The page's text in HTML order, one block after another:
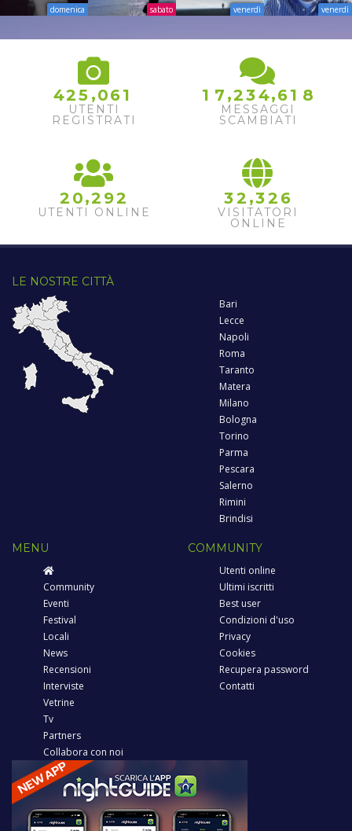
domenica sabato venerdì venerdì
425 ,061
UTENTI
REGISTRATI
1 7 ,234,61 8
MESSAGGI
SCAMBIATI
2 0,2 92
UTENTI ONLINE
32 ,32 6
VISITATORI
ONLINE
LE NOSTRE CITTÀ
Bari
Lecce
Napoli
Roma
Taranto
Matera
Milano
Bologna
Torino
Parma
Pescara
Salerno
Rimini
Brindisi
MENU
Community
Eventi
Festival
Locali
News
Recensioni
Interviste
Vetrine
Tv
Partners
Collabora con noi
COMMUNITY
Utenti online
Ultimi iscritti
Best user
Condizioni d'uso
Privacy
Cookies
Recupera password
Contatti